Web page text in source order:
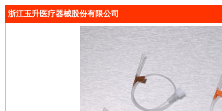
浙江玉升医疗器械股份有限公司